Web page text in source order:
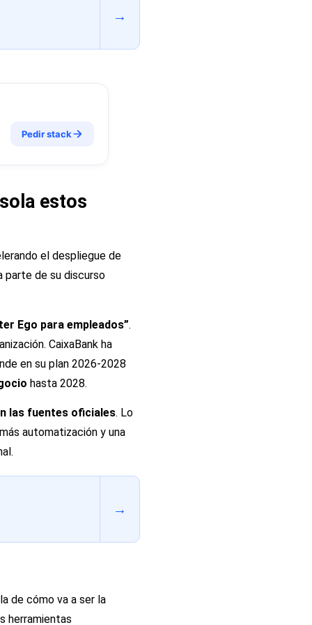
→
Pedir stack
estos
el despliegue de
parte de su discurso
Ego para empleados”.
CaixaBank ha
en su plan 2026-2028
hasta 2028.
las fuentes oficiales. Lo
automatización y una
→
de cómo va a ser la
herramientas